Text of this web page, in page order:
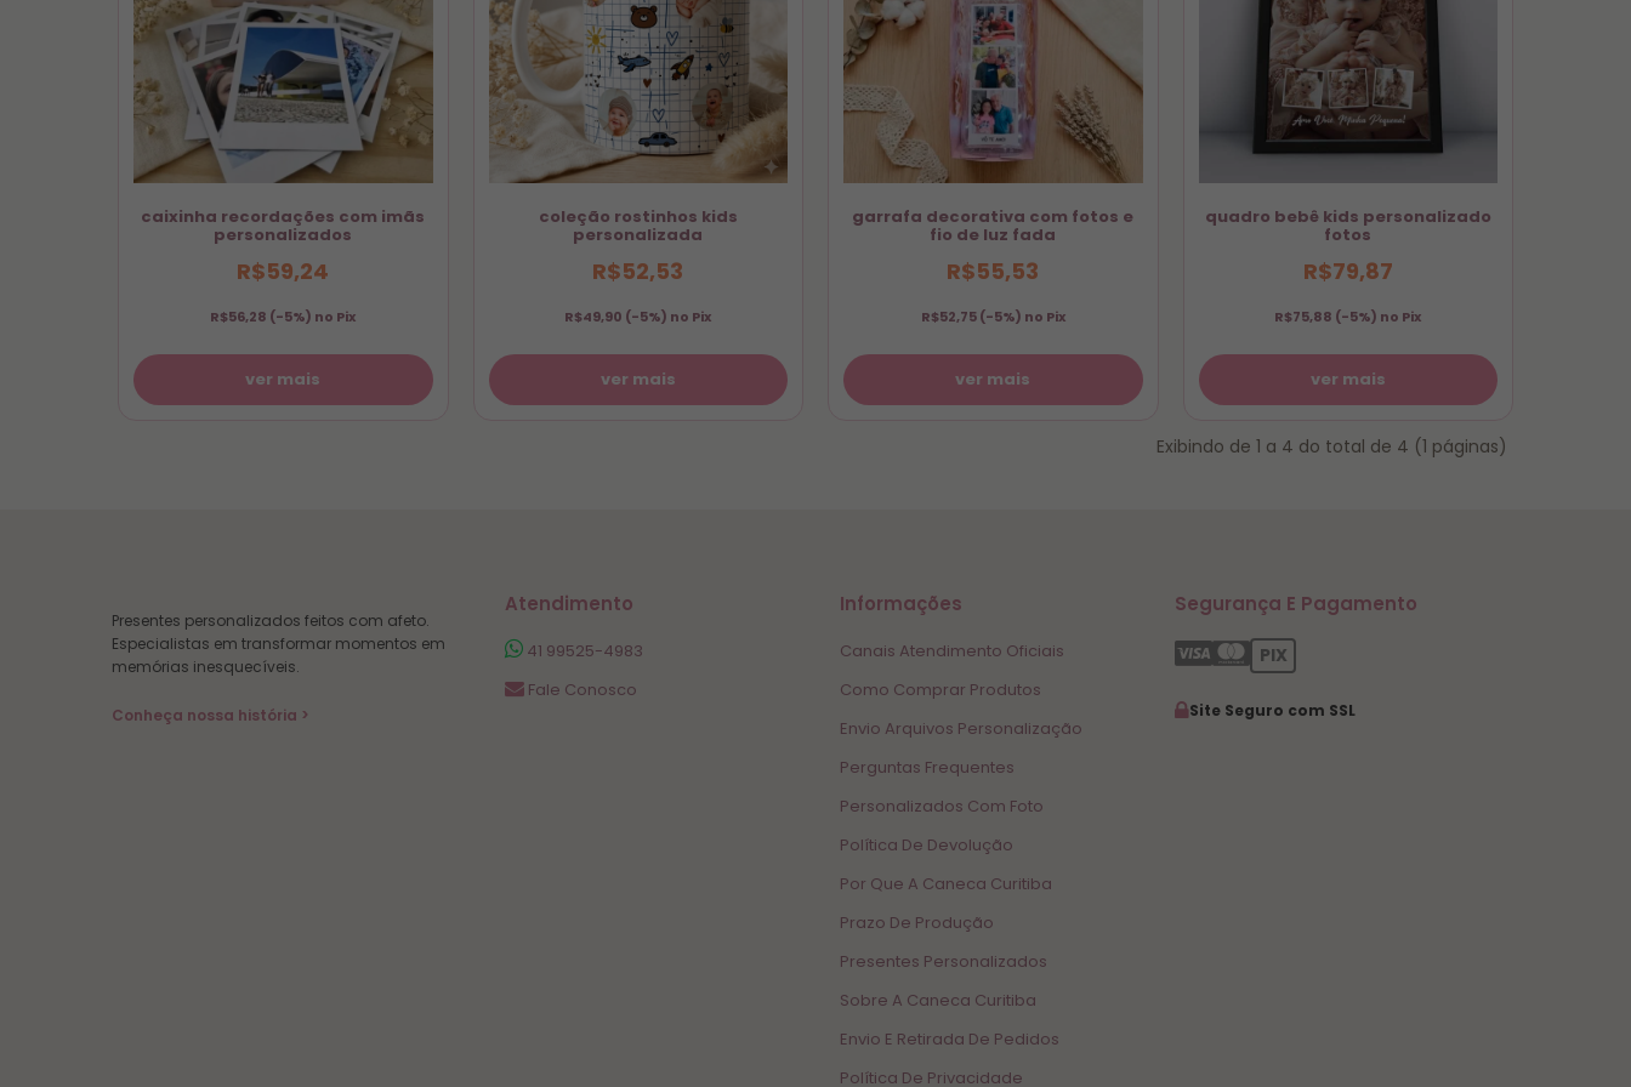
se: logo após a confirmação do pedido, nossa equipe entra em contato via WhatsApp para combinar a personalização com o nome, a foto ou o tema escolhido,
enviando a prévia para sua aprovação antes de iniciar a produção!
caixinha recordações com imãs
personalizados
R$59,24
R$56,28 (-5%) no Pix
ver mais
coleção rostinhos kids
personalizada
R$52,53
R$49,90 (-5%) no Pix
ver mais
garrafa decorativa com fotos e
fio de luz fada
R$55,53
R$52,75 (-5%) no Pix
ver mais
quadro bebê kids personalizado
fotos
R$79,87
R$75,88 (-5%) no Pix
ver mais
Exibindo de 1 a 4 do total de 4 (1 páginas)
Presentes personalizados feitos com afeto.
Especialistas em transformar momentos em
memórias inesquecíveis.
Conheça nossa história >
Atendimento
41 99525-4983
Fale Conosco
Informações
Canais Atendimento Oficiais
Como Comprar Produtos
Envio Arquivos Personalização
Perguntas Frequentes
Personalizados Com Foto
Política De Devolução
Por Que A Caneca Curitiba
Prazo De Produção
Presentes Personalizados
Sobre A Caneca Curitiba
Envio E Retirada De Pedidos
Política De Privacidade
Segurança E Pagamento
PIX
Site Seguro com SSL